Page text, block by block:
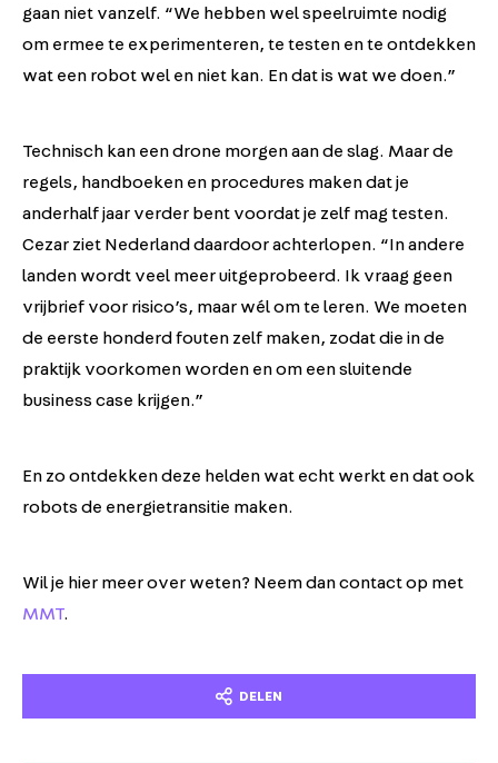
gaan niet vanzelf. “We hebben wel speelruimte nodig
om ermee te experimenteren, te testen en te ontdekken
wat een robot wel en niet kan. En dat is wat we doen.”
Technisch kan een drone morgen aan de slag. Maar de
regels, handboeken en procedures maken dat je
anderhalf jaar verder bent voordat je zelf mag testen.
Cezar ziet Nederland daardoor achterlopen. “In andere
landen wordt veel meer uitgeprobeerd. Ik vraag geen
vrijbrief voor risico’s, maar wél om te leren. We moeten
de eerste honderd fouten zelf maken, zodat die in de
praktijk voorkomen worden en om een sluitende
business case krijgen.”
En zo ontdekken deze helden wat echt werkt en dat ook
robots de energietransitie maken.
Wil je hier meer over weten? Neem dan contact op met
MMT.
DELEN